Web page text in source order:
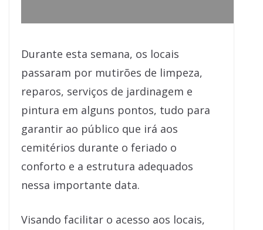
Durante esta semana, os locais
passaram por mutirões de limpeza,
reparos, serviços de jardinagem e
pintura em alguns pontos, tudo para
garantir ao público que irá aos
cemitérios durante o feriado o
conforto e a estrutura adequados
nessa importante data.
Visando facilitar o acesso aos locais,